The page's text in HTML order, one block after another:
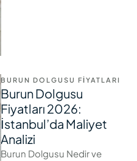
BURUN DOLGUSU FIYATLARI
Burun Dolgusu
Fiyatları 2026:
İstanbul’da Maliyet
Analizi
Burun Dolgusu Nedir ve